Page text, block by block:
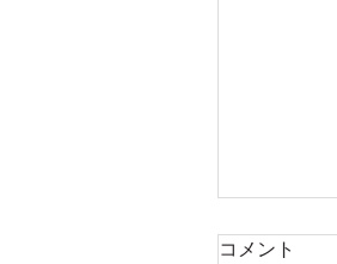
コメント